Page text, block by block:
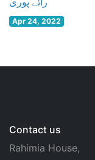
Apr 24, 2022
Contact us
Rahimia House,